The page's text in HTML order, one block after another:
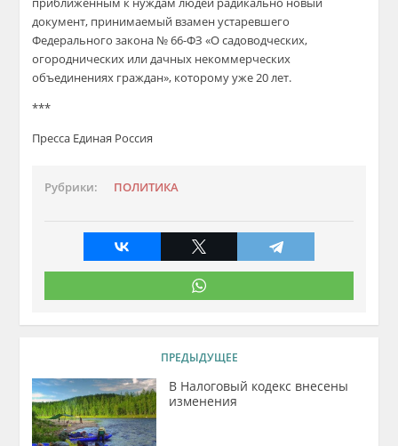
документ, принимаемый взамен устаревшего
Федерального закона № 66-ФЗ «О садоводческих,
огороднических или дачных некоммерческих
объединениях граждан», которому уже 20 лет.
***
Пресса Единая Россия
Рубрики: ПОЛИТИКА
ПРЕДЫДУЩЕЕ
В Налоговый кодекс внесены
изменения